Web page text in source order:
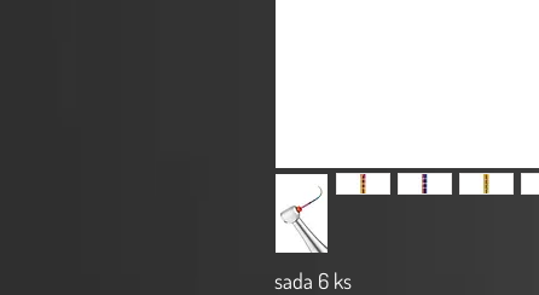
sada 6 ks